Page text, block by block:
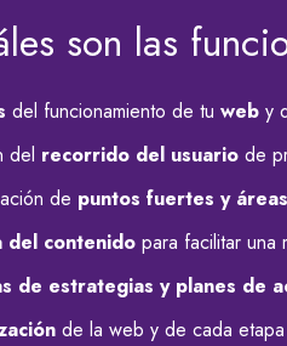
son las
del funcionamiento de tuweb y
del recorrido del usuario de
de puntos fuertes y
del contenido para facilitar una
de estrategias y planes de
de la web y de cada